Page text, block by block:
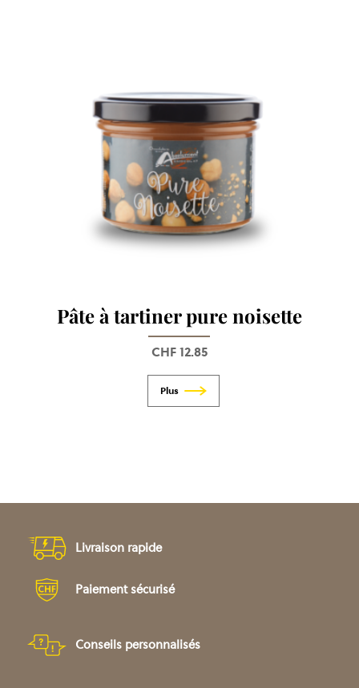
Pâte à tartiner pure noisette
CHF12.85
Livraison rapide
Paiement sécurisé
Conseils personnalisés